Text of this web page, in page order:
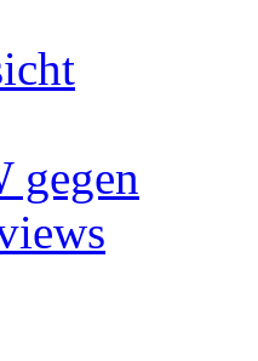
gegen